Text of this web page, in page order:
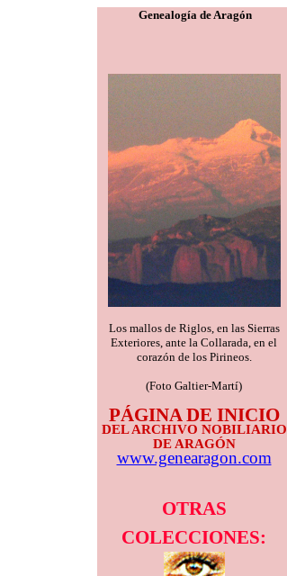
Genealogía de Aragón
Los mallos de Riglos, en las Sierras
Exteriores, ante la Collarada, en el
corazón de los Pirineos.
(Foto Galtier-Martí)
PÁGINA DE INICIO
DEL ARCHIVO NOBILIARIO
DE ARAGÓN
www.genearagon.com
OTRAS
COLECCIONES: